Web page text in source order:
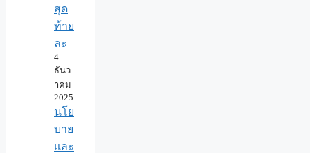
สุด
ท้าย
ละ
4
ธันว
าคม
2025
นโย
บาย
และ